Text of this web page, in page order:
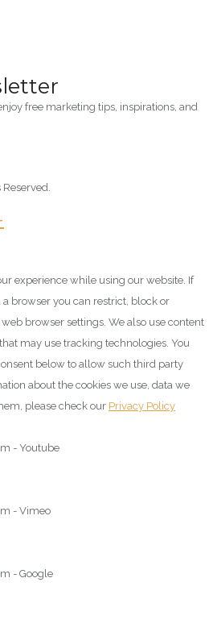
free marketing tips, inspirations, and
experience while using our website. If
browser you can restrict, block or
browser settings. We also use content
may use tracking technologies. You
below to allow such third party
about the cookies we use, data we
please check our Privacy Policy
- Youtube
- Vimeo
- Google